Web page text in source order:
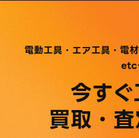
電動工具・エア工具・電
今す
買取・査